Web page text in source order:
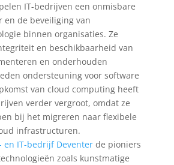
IT-bedrijven een onmisbare
en de beveiliging van
binnen organisaties. Ze
en beschikbaarheid van
en onderhouden
ondersteuning voor software
van cloud computing heeft
verder vergroot, omdat ze
bij het migreren naar flexibele
infrastructuren.
en IT-bedrijf Deventerde pioniers
zoals kunstmatige